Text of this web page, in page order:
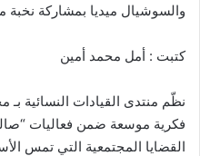
والسوشيال ميديا بمشاركة نخبة
كتبت : أمل محمد أمين
نظّم منتدى القيادات النسائية
فكرية موسعة ضمن فعاليات
القضايا المجتمعية التي تمس